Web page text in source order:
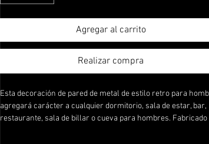
Agregar al carrito
Realizar compra
Esta decoración de pared de metal de estilo retro para
agregará carácter a cualquier dormitorio, sala de estar, bar,
restaurante, sala de billar o cueva para hombres. Fabricado